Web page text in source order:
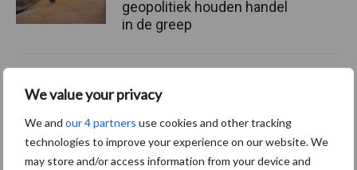
We value your privacy
We and our 4 partners use cookies and other tracking
technologies to improve your experience on our website. We
may store and/or access information from your device and
geopolitiek houden handel
in de greep
onderschatte risicofactor